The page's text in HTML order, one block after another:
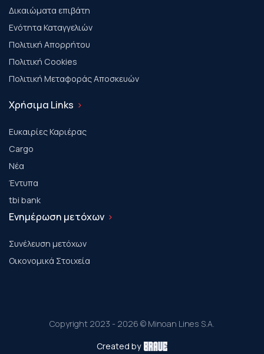
Δικαιώματα επιβάτη
Ενότητα Καταγγελιών
Πολιτική Απορρήτου
Πολιτική Cookies
Πολιτική Μεταφοράς Αποσκευών
Χρήσιμα Links
Ευκαιρίες Καριέρας
Cargo
Νέα
Έντυπα
tbi bank
Ενημέρωση μετόχων
Συνέλευση μετόχων
Οικονομικά Στοιχεία
Copyright 2023 - 2026 © Minoan Lines S.A.
Created by